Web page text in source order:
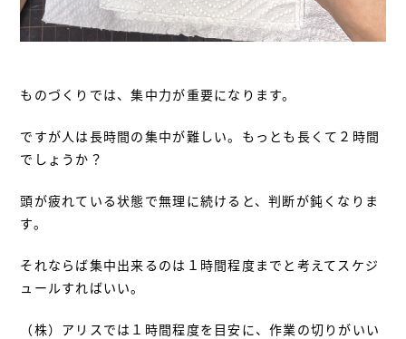
ものづくりでは、集中力が重要になります。
ですが人は長時間の集中が難しい。もっとも長くて２時間
でしょうか？
頭が疲れている状態で無理に続けると、判断が鈍くなりま
す。
それならば集中出来るのは１時間程度までと考えてスケジ
ュールすればいい。
（株）アリスでは１時間程度を目安に、作業の切りがいい